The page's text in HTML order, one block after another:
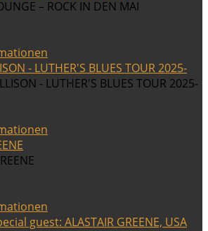
- LUTHER'S BLUES TOUR 2025-
guest: ALASTAIR GREENE, USA